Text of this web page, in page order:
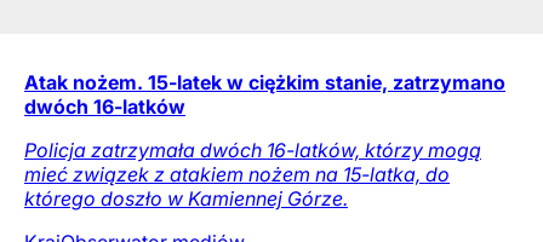
Atak nożem. 15-latek w ciężkim stanie, zatrzymano
dwóch 16-latków
Policja zatrzymała dwóch 16-latków, którzy mogą
mieć związek z atakiem nożem na 15-latka, do
którego doszło w Kamiennej Górze.